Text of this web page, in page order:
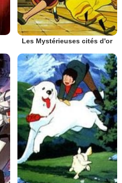
Les Mystérieuses cités d'or